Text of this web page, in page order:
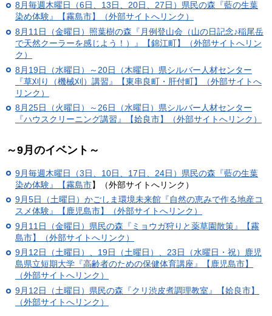
8月毎週木曜日（6日、13日、20日、27日）県民の森『藍の生葉
染め体験』【霧島市】（外部サイトへリンク）
8月11日（金曜日）照葉樹の森『月例登山会（山の日記念♪稲尾岳
で天然クーラーを感じよう！）』【錦江町】（外部サイトへリン
ク）
8月19日（水曜日）～20日（木曜日）県シルバー人材センター
『草刈り（機械刈）講習』【東串良町・肝付町】（外部サイトへ
リンク）
8月25日（火曜日）～26日（水曜日）県シルバー人材センター
『ハウスクリーニング講習』【姶良市】（外部サイトへリンク）
～9月のイベント～
9月毎週木曜日（3日、10日、17日、24日） 県民の森『藍の生葉
染め体験』【霧島市】（外部サイトへリンク）
9月5日（土曜日）かごしま環境未来館『自然の恵みで作る地産コ
スメ体験』【鹿児島市】（外部サイトへリンク）
9月11日（金曜日）県民の森『ミョウガ狩りと薬草園散策』【霧
島市】（外部サイトへリンク）
9月12日（土曜日）、19日（土曜日）、23日（水曜日・祝）鹿児
島県立短期大学『高齢者のための保健体育講座』【鹿児島市】
（外部サイトへリンク）
9月12日（土曜日）県民の森『クリ渋皮煮調理教室』【姶良市】
（外部サイトへリンク）